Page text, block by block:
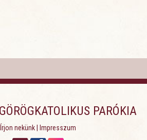
PARÓKIA
Írjon nekünk Impresszum